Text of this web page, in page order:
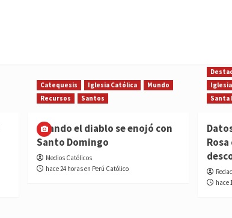
Catequesis Iglesia Católica
Mundo
Recursos
Santos
Cuando el diablo se enojó con
Santo Domingo
Medios Católicos
hace 24 horas en Perú Católico
Santa
hace